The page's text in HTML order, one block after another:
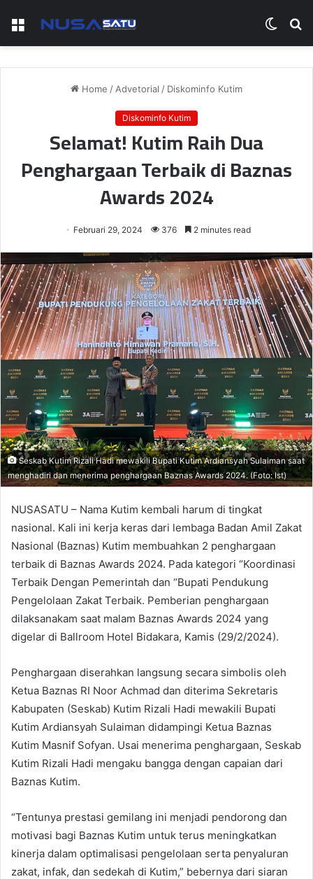
Menu
Switch
skin
Home /Advetorial / Diskominfo Kutim
Diskominfo Kutim
Selamat! Kutim Raih Dua
Penghargaan Terbaik di Baznas
Awards 2024
Februari 29, 2024 376 2 minutes read
Seskab Kutim Rizali Hadi mewakili Bupati Kutim Ardiansyah Sulaiman saat
menghadiri dan menerima penghargaan Baznas Awards 2024. (Foto: Ist)
NUSASATU – Nama Kutim kembali harum di tingkat
nasional. Kali ini kerja keras dari lembaga Badan Amil Zakat
Nasional (Baznas) Kutim membuahkan 2 penghargaan
terbaik di Baznas Awards 2024. Pada kategori “Koordinasi
Terbaik Dengan Pemerintah dan “Bupati Pendukung
Pengelolaan Zakat Terbaik. Pemberian penghargaan
dilaksanakam saat malam Baznas Awards 2024 yang
digelar di Ballroom Hotel Bidakara, Kamis (29/2/2024).
Penghargaan diserahkan langsung secara simbolis oleh
Ketua Baznas RI Noor Achmad dan diterima Sekretaris
Kabupaten (Seskab) Kutim Rizali Hadi mewakili Bupati
Kutim Ardiansyah Sulaiman didampingi Ketua Baznas
Kutim Masnif Sofyan. Usai menerima penghargaan, Seskab
Kutim Rizali Hadi mengaku bangga dengan capaian dari
Baznas Kutim.
“Tentunya prestasi gemilang ini menjadi pendorong dan
motivasi bagi Baznas Kutim untuk terus meningkatkan
kinerja dalam optimalisasi pengelolaan serta penyaluran
zakat, infak, dan sedekah di Kutim,” bebernya dari siaran